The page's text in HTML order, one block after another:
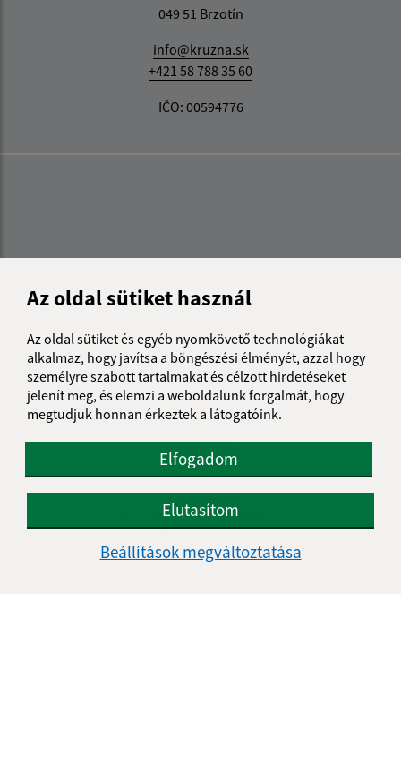
Az oldal sütiket használ
Az oldal sütiket és egyéb nyomkövető technológiákat
alkalmaz, hogy javítsa a böngészési élményét, azzal hogy
személyre szabott tartalmakat és célzott hirdetéseket
jelenít meg, és elemzi a weboldalunk forgalmát, hogy
megtudjuk honnan érkeztek a látogatóink.
Elfogadom
Elutasítom
Beállítások megváltoztatása
049 51 Brzotín
info@kruzna.sk
+421 58 788 35 60
IČO: 00594776
Az oldalról:
Hozzáférhetőségi nyilatkozat
Szerzői jog
Személyes adatok védelme
Navigáció: